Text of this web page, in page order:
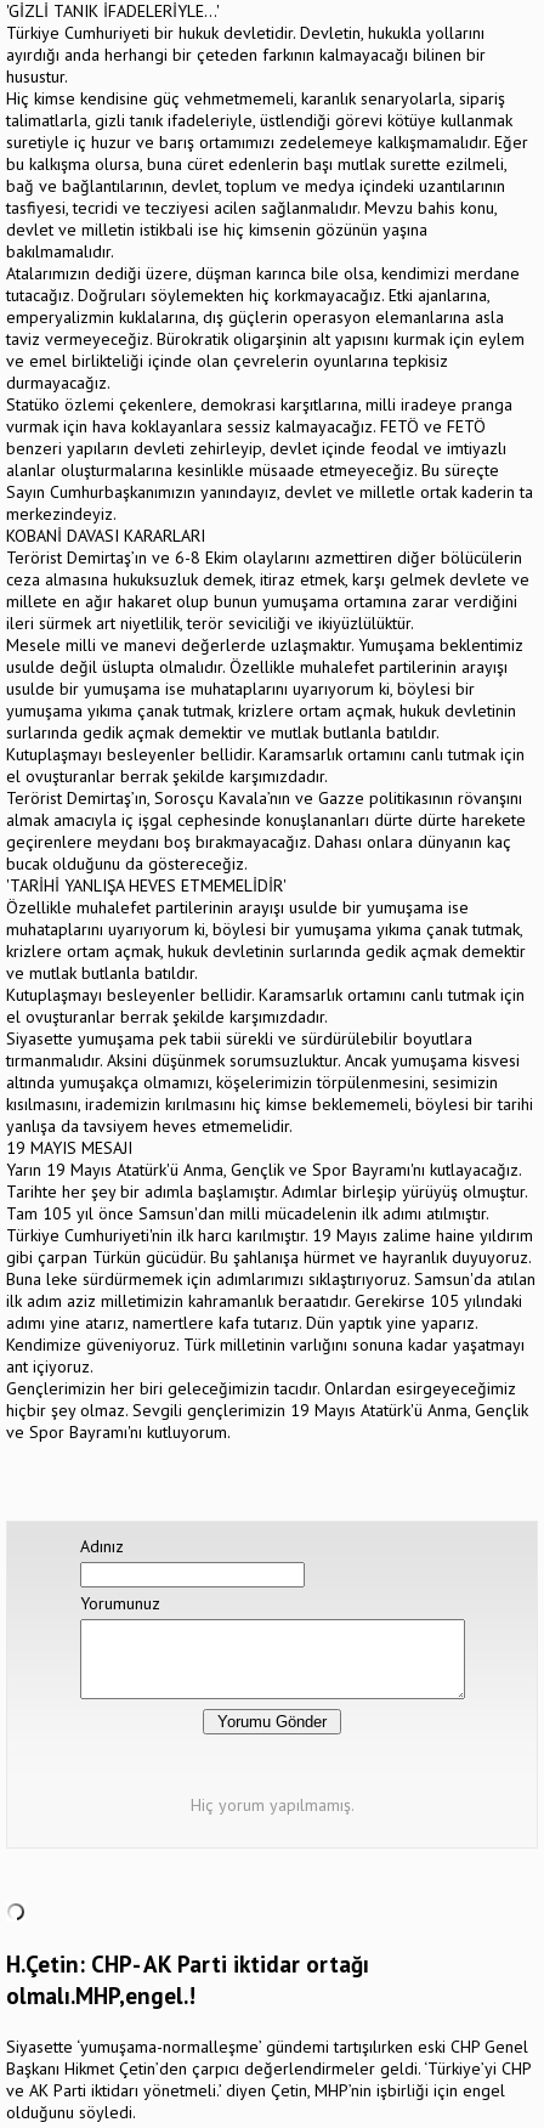
'GİZLİ TANIK İFADELERİYLE...'
Türkiye Cumhuriyeti bir hukuk devletidir. Devletin, hukukla yollarını
ayırdığı anda herhangi bir çeteden farkının kalmayacağı bilinen bir
husustur.
Hiç kimse kendisine güç vehmetmemeli, karanlık senaryolarla, sipariş
talimatlarla, gizli tanık ifadeleriyle, üstlendiği görevi kötüye kullanmak
suretiyle iç huzur ve barış ortamımızı zedelemeye kalkışmamalıdır. Eğer
bu kalkışma olursa, buna cüret edenlerin başı mutlak surette ezilmeli,
bağ ve bağlantılarının, devlet, toplum ve medya içindeki uzantılarının
tasfiyesi, tecridi ve tecziyesi acilen sağlanmalıdır. Mevzu bahis konu,
devlet ve milletin istikbali ise hiç kimsenin gözünün yaşına
bakılmamalıdır.
Atalarımızın dediği üzere, düşman karınca bile olsa, kendimizi merdane
tutacağız. Doğruları söylemekten hiç korkmayacağız. Etki ajanlarına,
emperyalizmin kuklalarına, dış güçlerin operasyon elemanlarına asla
taviz vermeyeceğiz. Bürokratik oligarşinin alt yapısını kurmak için eylem
ve emel birlikteliği içinde olan çevrelerin oyunlarına tepkisiz
durmayacağız.
Statüko özlemi çekenlere, demokrasi karşıtlarına, milli iradeye pranga
vurmak için hava koklayanlara sessiz kalmayacağız. FETÖ ve FETÖ
benzeri yapıların devleti zehirleyip, devlet içinde feodal ve imtiyazlı
alanlar oluşturmalarına kesinlikle müsaade etmeyeceğiz. Bu süreçte
Sayın Cumhurbaşkanımızın yanındayız, devlet ve milletle ortak kaderin ta
merkezindeyiz.
KOBANİ DAVASI KARARLARI
Terörist Demirtaş’ın ve 6-8 Ekim olaylarını azmettiren diğer bölücülerin
ceza almasına hukuksuzluk demek, itiraz etmek, karşı gelmek devlete ve
millete en ağır hakaret olup bunun yumuşama ortamına zarar verdiğini
ileri sürmek art niyetlilik, terör seviciliği ve ikiyüzlülüktür.
Mesele milli ve manevi değerlerde uzlaşmaktır. Yumuşama beklentimiz
usulde değil üslupta olmalıdır. Özellikle muhalefet partilerinin arayışı
usulde bir yumuşama ise muhataplarını uyarıyorum ki, böylesi bir
yumuşama yıkıma çanak tutmak, krizlere ortam açmak, hukuk devletinin
surlarında gedik açmak demektir ve mutlak butlanla batıldır.
Kutuplaşmayı besleyenler bellidir. Karamsarlık ortamını canlı tutmak için
el ovuşturanlar berrak şekilde karşımızdadır.
Terörist Demirtaş’ın, Sorosçu Kavala’nın ve Gazze politikasının rövanşını
almak amacıyla iç işgal cephesinde konuşlananları dürte dürte harekete
geçirenlere meydanı boş bırakmayacağız. Dahası onlara dünyanın kaç
bucak olduğunu da göstereceğiz.
'TARİHİ YANLIŞA HEVES ETMEMELİDİR'
Özellikle muhalefet partilerinin arayışı usulde bir yumuşama ise
muhataplarını uyarıyorum ki, böylesi bir yumuşama yıkıma çanak tutmak,
krizlere ortam açmak, hukuk devletinin surlarında gedik açmak demektir
ve mutlak butlanla batıldır.
Kutuplaşmayı besleyenler bellidir. Karamsarlık ortamını canlı tutmak için
el ovuşturanlar berrak şekilde karşımızdadır.
Siyasette yumuşama pek tabii sürekli ve sürdürülebilir boyutlara
tırmanmalıdır. Aksini düşünmek sorumsuzluktur. Ancak yumuşama kisvesi
altında yumuşakça olmamızı, köşelerimizin törpülenmesini, sesimizin
kısılmasını, irademizin kırılmasını hiç kimse beklememeli, böylesi bir tarihi
yanlışa da tavsiyem heves etmemelidir.
19 MAYIS MESAJI
Yarın 19 Mayıs Atatürk'ü Anma, Gençlik ve Spor Bayramı'nı kutlayacağız.
Tarihte her şey bir adımla başlamıştır. Adımlar birleşip yürüyüş olmuştur.
Tam 105 yıl önce Samsun'dan milli mücadelenin ilk adımı atılmıştır.
Türkiye Cumhuriyeti'nin ilk harcı karılmıştır. 19 Mayıs zalime haine yıldırım
gibi çarpan Türkün gücüdür. Bu şahlanışa hürmet ve hayranlık duyuyoruz.
Buna leke sürdürmemek için adımlarımızı sıklaştırıyoruz. Samsun'da atılan
ilk adım aziz milletimizin kahramanlık beraatıdır. Gerekirse 105 yılındaki
adımı yine atarız, namertlere kafa tutarız. Dün yaptık yine yaparız.
Kendimize güveniyoruz. Türk milletinin varlığını sonuna kadar yaşatmayı
ant içiyoruz.
Gençlerimizin her biri geleceğimizin tacıdır. Onlardan esirgeyeceğimiz
hiçbir şey olmaz. Sevgili gençlerimizin 19 Mayıs Atatürk'ü Anma, Gençlik
ve Spor Bayramı'nı kutluyorum.
Adınız
Yorumunuz
Hiç yorum yapılmamış.
H.Çetin: CHP- AK Parti iktidar ortağı
olmalı.MHP,engel.!
Siyasette ‘yumuşama-normalleşme’ gündemi tartışılırken eski CHP Genel
Başkanı Hikmet Çetin’den çarpıcı değerlendirmeler geldi. ‘Türkiye’yi CHP
ve AK Parti iktidarı yönetmeli.’ diyen Çetin, MHP’nin işbirliği için engel
olduğunu söyledi.